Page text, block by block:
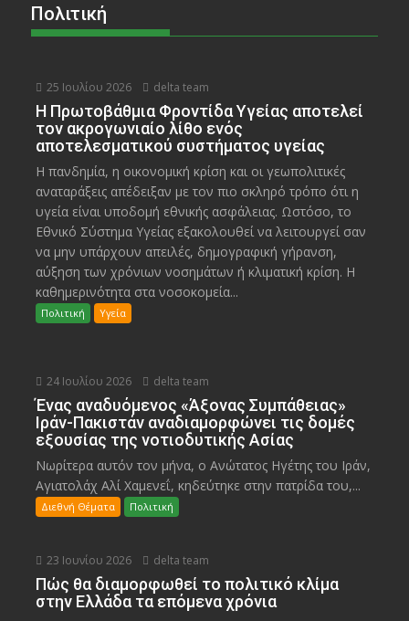
Πολιτική
25 Ιουλίου 2026 delta team
Η Πρωτοβάθμια Φροντίδα Υγείας αποτελεί
τον ακρογωνιαίο λίθο ενός
αποτελεσματικού συστήματος υγείας
Η πανδημία, η οικονομική κρίση και οι γεωπολιτικές
αναταράξεις απέδειξαν με τον πιο σκληρό τρόπο ότι η
υγεία είναι υποδομή εθνικής ασφάλειας. Ωστόσο, το
Εθνικό Σύστημα Υγείας εξακολουθεί να λειτουργεί σαν
να μην υπάρχουν απειλές, δημογραφική γήρανση,
αύξηση των χρόνιων νοσημάτων ή κλιματική κρίση. Η
καθημερινότητα στα νοσοκομεία...
Πολιτική Υγεία
24 Ιουλίου 2026 delta team
Ένας αναδυόμενος «Άξονας Συμπάθειας»
Ιράν-Πακιστάν αναδιαμορφώνει τις δομές
εξουσίας της νοτιοδυτικής Ασίας
Νωρίτερα αυτόν τον μήνα, ο Ανώτατος Ηγέτης του Ιράν,
Αγιατολάχ Αλί Χαμενεΐ, κηδεύτηκε στην πατρίδα του,...
Διεθνή Θέματα Πολιτική
23 Ιουνίου 2026 delta team
Πώς θα διαμορφωθεί το πολιτικό κλίμα
στην Ελλάδα τα επόμενα χρόνια